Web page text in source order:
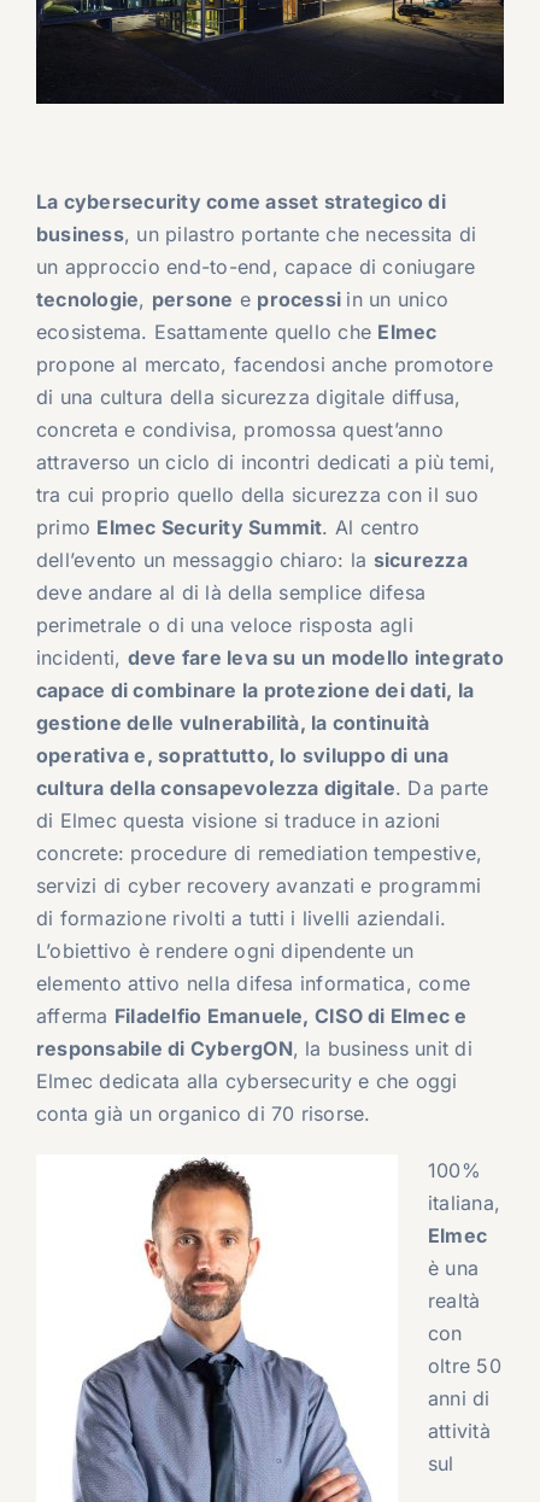
La cybersecurity come asset strategico di
business, un pilastro portante che necessita di
un approccio end-to-end, capace di coniugare
tecnologie, persone e processi in un unico
ecosistema. Esattamente quello che Elmec
propone al mercato, facendosi anche promotore
di una cultura della sicurezza digitale diffusa,
concreta e condivisa, promossa quest’anno
attraverso un ciclo di incontri dedicati a più temi,
tra cui proprio quello della sicurezza con il suo
primo Elmec Security Summit. Al centro
dell’evento un messaggio chiaro: la sicurezza
deve andare al di là della semplice difesa
perimetrale o di una veloce risposta agli
incidenti, deve fare leva su un modello integrato
capace di combinare la protezione dei dati, la
gestione delle vulnerabilità, la continuità
operativa e, soprattutto, lo sviluppo di una
cultura della consapevolezza digitale. Da parte
di Elmec questa visione si traduce in azioni
concrete: procedure di remediation tempestive,
servizi di cyber recovery avanzati e programmi
di formazione rivolti a tutti i livelli aziendali.
L’obiettivo è rendere ogni dipendente un
elemento attivo nella difesa informatica, come
afferma Filadelfio Emanuele, CISO di Elmec e
responsabile di CybergON, la business unit di
Elmec dedicata alla cybersecurity e che oggi
conta già un organico di 70 risorse.
100%
italiana,
Elmec
è una
realtà
con
oltre 50
anni di
attività
sul